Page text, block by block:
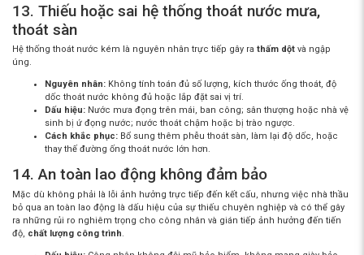
13. Thiếu hoặc sai hệ thống thoát nước mưa,
thoát sàn
Hệ thống thoát nước kém là nguyên nhân trực tiếp gây ra thấm dột và ngập
úng.
Nguyên nhân: Không tính toán đủ số lượng, kích thước ống thoát, độ
dốc thoát nước không đủ hoặc lắp đặt sai vị trí.
Dấu hiệu: Nước mưa đọng trên mái, ban công; sân thượng hoặc nhà vệ
sinh bị ứ đọng nước; nước thoát chậm hoặc bị trào ngược.
Cách khắc phục: Bổ sung thêm phễu thoát sàn, làm lại độ dốc, hoặc
thay thế đường ống thoát nước lớn hơn.
14. An toàn lao động không đảm bảo
Mặc dù không phải là lỗi ảnh hưởng trực tiếp đến kết cấu, nhưng việc nhà thầu
bỏ qua an toàn lao động là dấu hiệu của sự thiếu chuyên nghiệp và có thể gây
ra những rủi ro nghiêm trọng cho công nhân và gián tiếp ảnh hưởng đến tiến
độ, chất lượng công trình.